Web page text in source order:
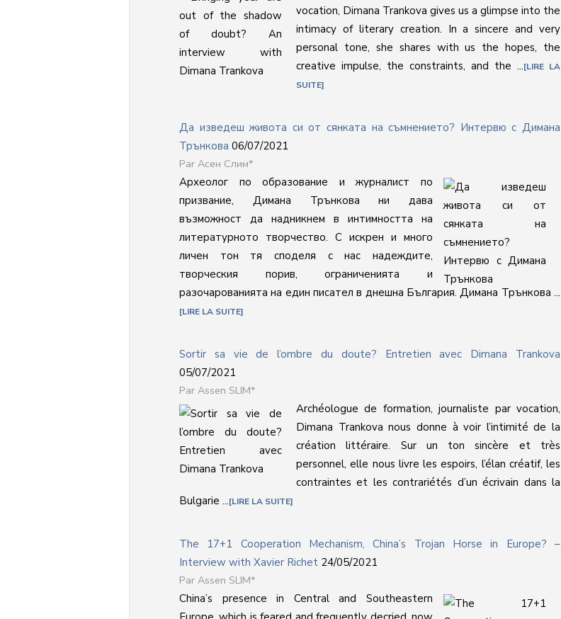
vocation, Dimana Trankova gives us a glimpse into the
intimacy of literary creation. In a sincere and very
personal tone, she shares with us the hopes, the
creative impulse, the constraints, and the ... LIRE LA
SUITE
Да изведеш живота си от сянката на съмнението? Интервю с Димана
Трънкова 06/07/2021
Асен Слим*
Археолог по образование и журналист по
призвание, Димана Трънкова ни дава
възможност да надникнем в интимността на
литературното творчество. С искрен и много
личен тон тя споделя с нас надеждите,
творческия порив, ограниченията и
разочарованията на един писател в днешна България. Димана Трънкова ...
LIRE LA SUITE
Sortir sa vie de l’ombre du doute? Entretien avec Dimana Trankova
05/07/2021
Assen SLIM*
Archéologue de formation, journaliste par vocation,
Dimana Trankova nous donne à voir l’intimité de la
création littéraire. Sur un ton sincère et très
personnel, elle nous livre les espoirs, l’élan créatif, les
contraintes et les contrariétés d’un écrivain dans la
Bulgarie ... LIRE LA SUITE
The 17+1 Cooperation Mechanism, China’s Trojan Horse in Europe? –
Interview with Xavier Richet 24/05/2021
Assen SLIM*
China’s presence in Central and Southeastern